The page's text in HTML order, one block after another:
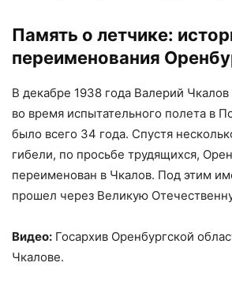
Память о летчике:
переименования
В декабре 1938 года Валерий Чкалов
во время испытательного полета в
было всего 34 года. Спустя
гибели, по просьбе трудящихся,
переименован в Чкалов. Под этим
прошел через Великую
Видео: Госархив Оренбургской
Чкалове.